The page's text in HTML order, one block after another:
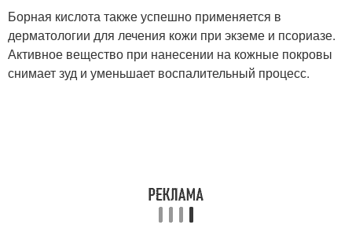
Борная кислота также успешно применяется в
дерматологии для лечения кожи при экземе и псориазе.
Активное вещество при нанесении на кожные покровы
снимает зуд и уменьшает воспалительный процесс.